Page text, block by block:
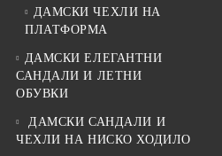
ДАМСКИ ЧЕХЛИ НА
ПЛАТФОРМА
ДАМСКИ ЕЛЕГАНТНИ
САНДАЛИ И ЛЕТНИ
ОБУВКИ
ДАМСКИ САНДАЛИ И
ЧЕХЛИ НА НИСКО ХОДИЛО